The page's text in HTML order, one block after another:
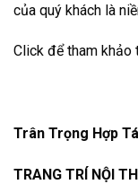
của quý khách là
Click để tham khảo
Trân Trọng Hợp
TRANG TRÍ NỘI